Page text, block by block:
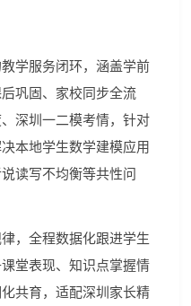
学服务闭环，涵盖学前
巩固、家校同步全流
深圳一二模考情，针对
本地学生数学建模应用
读写不均衡等共性问
，全程数据化跟进学生
堂表现、知识点掌握情
共育，适配深圳家长精